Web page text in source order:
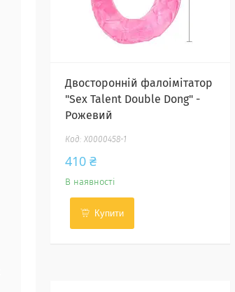
Двосторонній фалоімітатор
"Sex Talent Double Dong" -
Рожевий
X0000458-1
410 ₴
В наявності
Купити